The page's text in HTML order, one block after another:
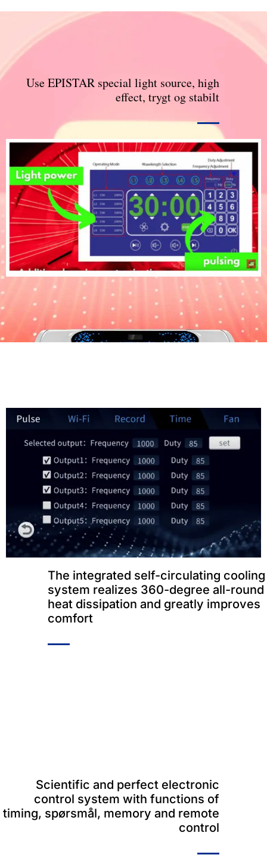
Use EPISTAR special light source, high
effect, trygt og stabilt
The integrated self-circulating cooling
system realizes 360-degree all-round
heat dissipation and greatly improves
comfort
Scientific and perfect electronic
control system with functions of
timing, spørsmål, memory and remote
control